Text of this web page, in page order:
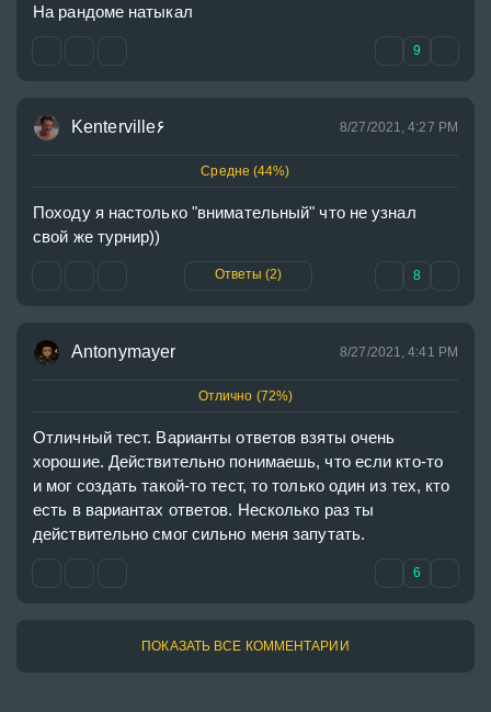
Kenterville۶ 8/27/2021, 4:27 PM
Средне (44%)
Походу я настолько "внимательный" что не узнал
свой же турнир))
Ответы (2) 8
На рандоме натыкал
9
Antonymayer 8/27/2021, 4:41 PM
Отлично (72%)
Отличный тест. Варианты ответов взяты очень
хорошие. Действительно понимаешь, что если кто-то
и мог создать такой-то тест, то только один из тех, кто
есть в вариантах ответов. Несколько раз ты
действительно смог сильно меня запутать.
6
ПОКАЗАТЬ ВСЕ КОММЕНТАРИИ